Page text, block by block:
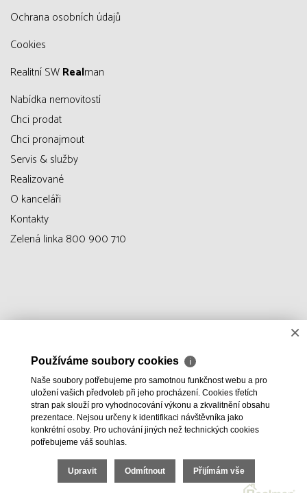
Ochrana osobních údajů
Cookies
Realitní SWRealman
Nabídka nemovitostí
Chci prodat
Chci pronajmout
Servis & služby
Realizované
O kanceláři
Kontakty
Zelená linka 800 900 710
×
Používáme soubory cookies ℹ
Naše soubory potřebujeme pro samotnou funkčnost webu a pro
uložení vašich předvoleb při jeho procházení. Cookies třetích
stran pak slouží pro vyhodnocování výkonu a zkvalitnění obsahu
prezentace. Nejsou určeny k identifikaci návštěvníka jako
konkrétní osoby. Pro uchování jiných než technických cookies
potřebujeme váš souhlas.
Upravit Odmítnout Přijímám vše